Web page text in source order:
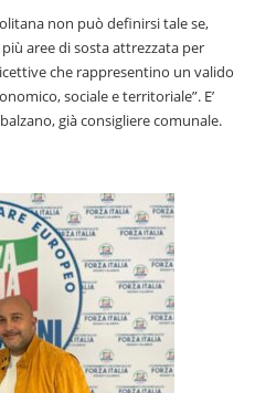
non può definirsi tale se,
aree di sosta attrezzata per
che rappresentino un valido
sociale e territoriale”. E’
già consigliere comunale.